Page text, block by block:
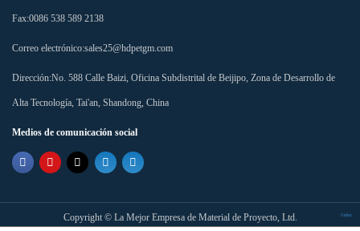
Fax:0086 538 589 2138
Correo electrónico:sales25@hdpetgm.com
Dirección:No. 588 Calle Baizi, Oficina Subdistrital de Beijipo, Zona de Desarrollo de
Alta Tecnología, Tai'an, Shandong, China
Medios de comunicación social
Copyright © La Mejor Empresa de Material de Proyecto, Ltd. Index